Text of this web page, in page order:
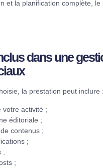
et la planification complète, le
dans une
la prestation peut inclure :
votre activité ;
éditoriale ;
contenus ;
;
;
;